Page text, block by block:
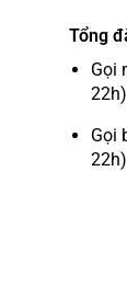
Tổng
Gọi
22h)
Gọi
22h)